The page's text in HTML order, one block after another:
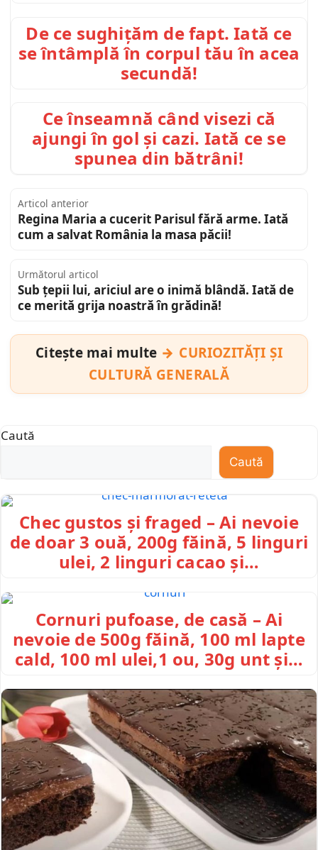
De ce sughițăm de fapt. Iată ce
se întâmplă în corpul tău în acea
secundă!
Ce înseamnă când visezi că
ajungi în gol și cazi. Iată ce se
spunea din bătrâni!
Articol anterior
Regina Maria a cucerit Parisul fără arme. Iată
cum a salvat România la masa păcii!
Următorul articol
Sub țepii lui, ariciul are o inimă blândă. Iată de
ce merită grija noastră în grădină!
Citește mai multe
CURIOZITĂȚI ȘI
CULTURĂ GENERALĂ
Caută
Caută
Chec gustos și fraged – Ai nevoie
de doar 3 ouă, 200g făină, 5 linguri
ulei, 2 linguri cacao și…
Cornuri pufoase, de casă – Ai
nevoie de 500g făină, 100 ml lapte
cald, 100 ml ulei,1 ou, 30g unt și…